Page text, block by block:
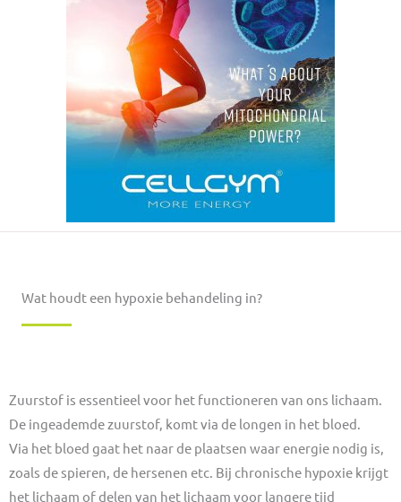
Wat houdt een hypoxie behandeling in?
Zuurstof is essentieel voor het functioneren van ons lichaam.
De ingeademde zuurstof, komt via de longen in het bloed.
Via het bloed gaat het naar de plaatsen waar energie nodig is,
zoals de spieren, de hersenen etc. Bij chronische hypoxie krijgt
het lichaam of delen van het lichaam voor langere tijd